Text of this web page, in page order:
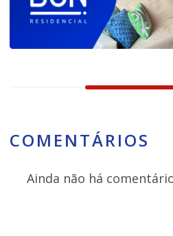
COMENTÁRIOS
Ainda não há